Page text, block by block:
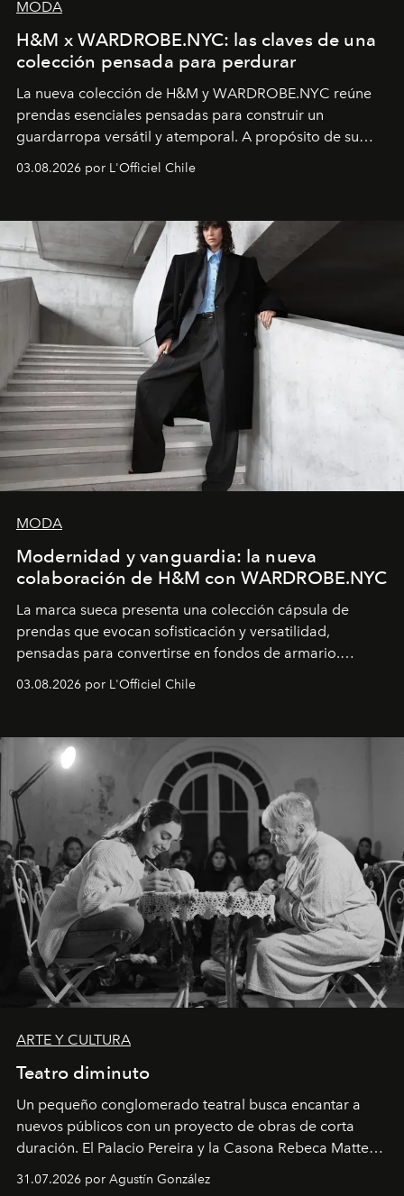
MODA
H&M x WARDROBE.NYC: las claves de una
colección pensada para perdurar
La nueva colección de H&M y WARDROBE.NYC reúne
prendas esenciales pensadas para construir un
guardarropa versátil y atemporal. A propósito de su
lanzamiento, los fundadores de la firma neoyorquina y
la asesora creativa y jefa de diseño global de la marca
y la filosofía detrás de la propuesta.
03.08.2026 por L'Officiel Chile
MODA
Modernidad y vanguardia: la nueva
colaboración de H&M con WARDROBE.NYC
La marca sueca presenta una colección cápsula de
prendas que evocan sofisticación y versatilidad,
pensadas para convertirse en fondos de armario.
Disponible en Chile desde el 6 de agosto.
03.08.2026 por L'Officiel Chile
ARTE Y CULTURA
Teatro diminuto
Un pequeño conglomerado teatral busca encantar a
nuevos públicos con un proyecto de obras de corta
duración. El Palacio Pereira y la Casona Rebeca Matte
son algunos de los lugares que han albergado estas
miniobras. Sus puestas en escena son limpias; ponen el
31.07.2026 por Agustín González